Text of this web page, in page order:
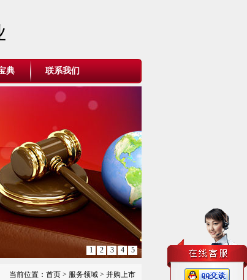
典 联系我们
1 2 3 4 5
当前位置： 首页 > 服务领域 > 并购上市